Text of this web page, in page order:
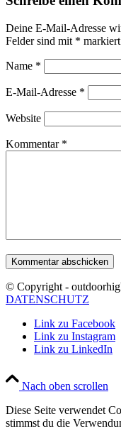
Deine E-Mail-Adresse
Felder sind mit * markiert
Name *
E-Mail-Adresse *
Website
Kommentar *
© Copyright -
DATENSCHUTZ
Link zu Facebook
Link zu Instagram
Link zu LinkedIn
Nach oben scrollen
Diese Seite verwendet
stimmst du die